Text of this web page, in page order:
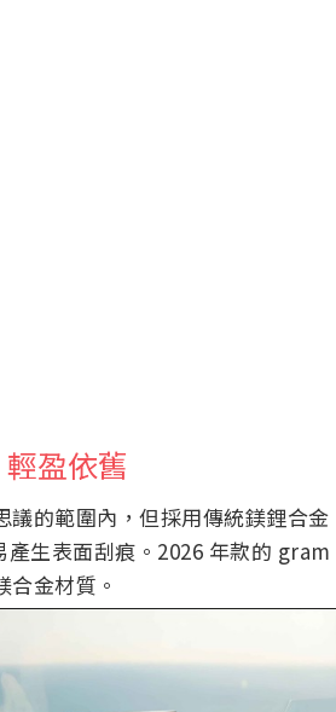
盈依舊
的範圍內，但採用傳統鎂鋰合金
生表面刮痕。2026 年款的 gram
金材質。